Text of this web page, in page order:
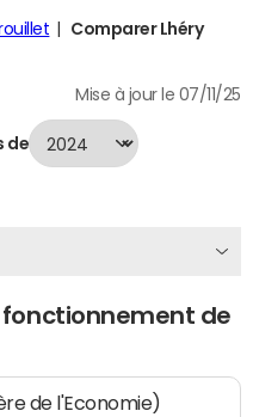
Comparer Lhéry
Mise à jour le 07/11/25
de
fonctionnement de
de l'Economie)